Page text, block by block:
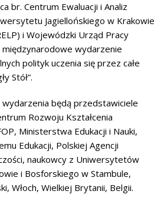
br. Centrum Ewaluacji i Analiz
Jagiellońskiego w Krakowie
i Wojewódzki Urząd Pracy
wydarzenie
polityk uczenia się przez całe
Stół”.
będą przedstawiciele
Rozwoju Kształcenia
Ministerstwa Edukacji i Nauki,
Edukacji, Polskiej Agencji
naukowcy z Uniwersytetów
i Bosforskiego w Stambule,
Włoch, Wielkiej Brytanii, Belgii.